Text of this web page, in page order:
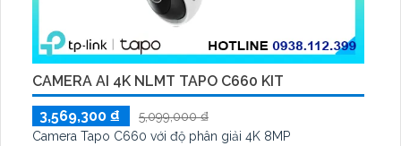
CAMERA AI 4K NLMT TAPO C660 KIT
3,569,300 ₫
5,099,000 ₫
Camera Tapo C660 với độ phân giải 4K 8MP